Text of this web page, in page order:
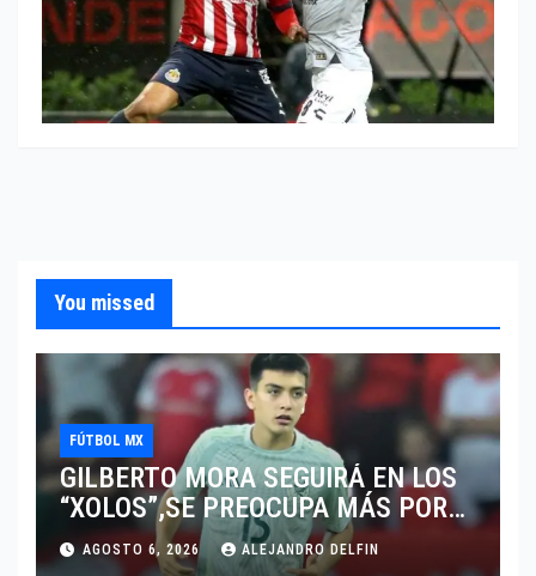
You missed
FÚTBOL MX
GILBERTO MORA SEGUIRÁ EN LOS
“XOLOS”,SE PREOCUPA MÁS POR
JUGAR EN SU EQUIPO.
AGOSTO 6, 2026 ALEJANDRO DELFIN